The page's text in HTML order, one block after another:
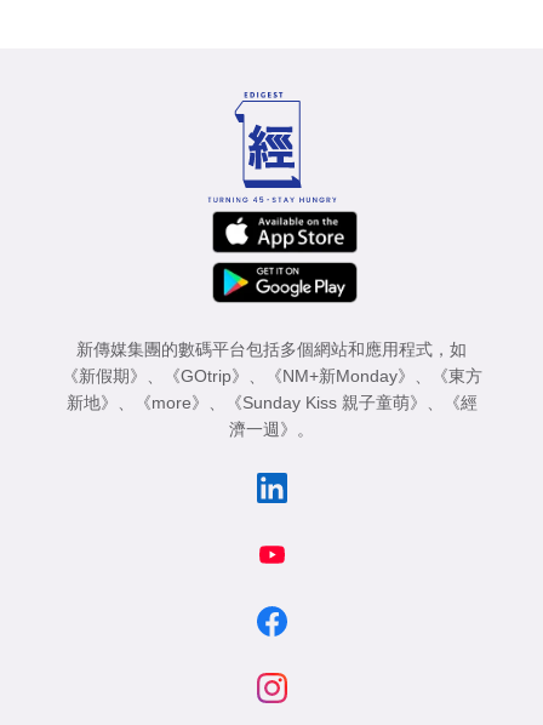
新傳媒集團的數碼平台包括多個網站和應用程式，如
《新假期》
《GOtrip》 《NM+新Monday》
《東方
新地》
《more》 《Sunday Kiss 親子童萌》
《經
濟一週》
。